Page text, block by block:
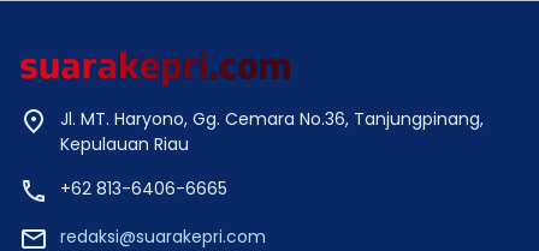
Jl. MT. Haryono, Gg. Cemara No.36, Tanjungpinang,
Kepulauan Riau
+62 813-6406-6665
redaksi@suarakepri.com